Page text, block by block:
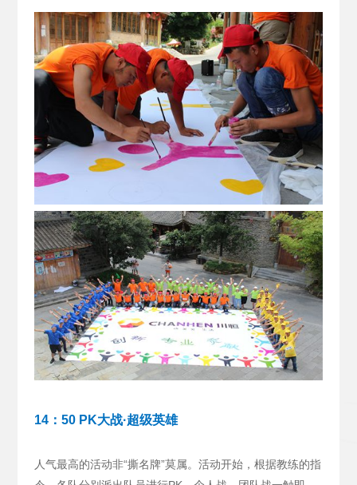
14：50 PK大战·超级英雄
人气最高的活动非“撕名牌”莫属。活动开始，根据教练的指